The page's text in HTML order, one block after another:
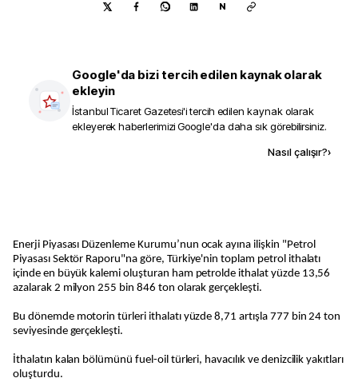
N
Google'da bizi tercih edilen kaynak olarak
ekleyin
İstanbul Ticaret Gazetesi'i tercih edilen kaynak olarak
ekleyerek haberlerimizi Google'da daha sık görebilirsiniz.
Nasıl çalışır?›
Enerji Piyasası Düzenleme Kurumu’nun ocak ayına ilişkin "Petrol
Piyasası Sektör Raporu"na göre, Türkiye'nin toplam petrol ithalatı
içinde en büyük kalemi oluşturan ham petrolde ithalat yüzde 13,56
azalarak 2 milyon 255 bin 846 ton olarak gerçekleşti.
Bu dönemde motorin türleri ithalatı yüzde 8,71 artışla 777 bin 24 ton
seviyesinde gerçekleşti.
İthalatın kalan bölümünü fuel-oil türleri, havacılık ve denizcilik yakıtları
oluşturdu.